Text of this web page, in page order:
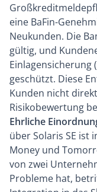
eine BaFin-
Neukunden. Die
gültig, und
Einlagensicherung
geschützt. Diese
Kunden nicht
Risikobewertung
Ehrliche
über Solaris SE ist
Money und
von zwei
Probleme hat,